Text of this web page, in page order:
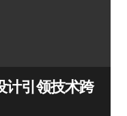
计引领技术跨